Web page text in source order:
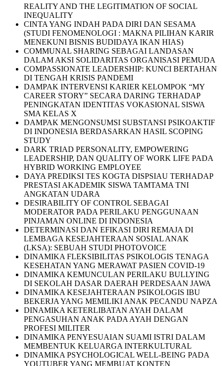
REALITY AND THE LEGITIMATION OF SOCIAL
INEQUALITY
CINTA YANG INDAH PADA DIRI DAN SESAMA
(STUDI FENOMENOLOGI : MAKNA PILIHAN KARIR
MENEKUNI BISNIS BUDIDAYA IKAN HIAS)
COMMUNAL SHARING SEBAGAI LANDASAN
DALAM AKSI SOLIDARITAS ORGANISASI PEMUDA
COMPASSIONATE LEADERSHIP: KUNCI BERTAHAN
DI TENGAH KRISIS PANDEMI
DAMPAK INTERVENSI KARIER KELOMPOK “MY
CAREER STORY” SECARA DARING TERHADAP
PENINGKATAN IDENTITAS VOKASIONAL SISWA
SMA KELAS X
DAMPAK MENGONSUMSI SUBSTANSI PSIKOAKTIF
DI INDONESIA BERDASARKAN HASIL SCOPING
STUDY
DARK TRIAD PERSONALITY, EMPOWERING
LEADERSHIP, DAN QUALITY OF WORK LIFE PADA
HYBRID WORKING EMPLOYEE
DAYA PREDIKSI TES KOGTA DISPSIAU TERHADAP
PRESTASI AKADEMIK SISWA TAMTAMA TNI
ANGKATAN UDARA
DESIRABILITY OF CONTROL SEBAGAI
MODERATOR PADA PERILAKU PENGGUNAAN
PINJAMAN ONLINE DI INDONESIA
DETERMINASI DAN EFIKASI DIRI REMAJA DI
LEMBAGA KESEJAHTERAAN SOSIAL ANAK
(LKSA): SEBUAH STUDI PHOTOVOICE
DINAMIKA FLEKSIBILITAS PSIKOLOGIS TENAGA
KESEHATAN YANG MERAWAT PASIEN COVID-19
DINAMIKA KEMUNCULAN PERILAKU BULLYING
DI SEKOLAH DASAR DAERAH PERDESAAN JAWA
DINAMIKA KESEJAHTERAAN PSIKOLOGIS IBU
BEKERJA YANG MEMILIKI ANAK PECANDU NAPZA
DINAMIKA KETERLIBATAN AYAH DALAM
PENGASUHAN ANAK PADA AYAH DENGAN
PROFESI MILITER
DINAMIKA PENYESUAIAN SUAMI ISTRI DALAM
MEMBENTUK KELUARGA INTERKULTURAL
DINAMIKA PSYCHOLOGICAL WELL-BEING PADA
YOUTUBER YANG MEMBUAT KONTEN